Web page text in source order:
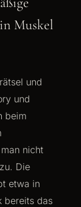
Muskel
und
und
beim
nicht
Die
etwa in
bereits das